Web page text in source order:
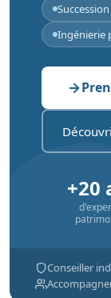
Ingénierie
+20
Conseiller